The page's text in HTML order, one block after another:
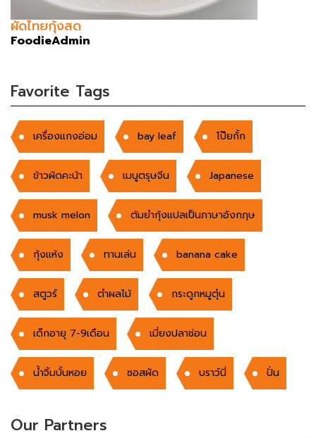
ผัดไทยกุ้งสด
FoodieAdmin
Favorite Tags
เครื่องแกงอ่อม bay leaf โป๊ยกั้ก
ข้าวผัดคะน้า เมนูตรุษจีน Japanese
musk melon ต้มยำกุ้งแปลเป็นภาษาอังกฦษ
กุ้งแห้ง ทานเล่น banana cake
สตูวร์ ตำผลไม้ กระดูกหมูตุ๋น
เด็กอายุ 7-9เดือน เมี่ยงปลาช่อน
น้ำจิ้มบั้นหอย ซอสผัด บราว์นี่ ปั่น
Our Partners